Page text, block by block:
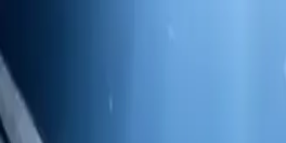
Generar
Iniciar sesión